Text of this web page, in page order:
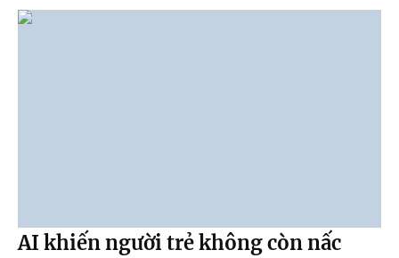
AI khiến người trẻ không còn nấc